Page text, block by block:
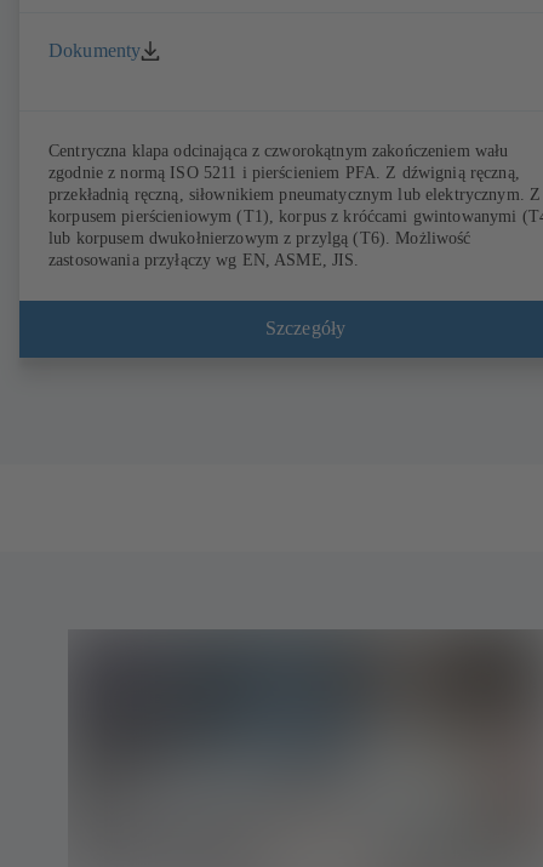
Dokumenty
Centryczna klapa odcinająca z czworokątnym zakończeniem wału
zgodnie z normą ISO 5211 i pierścieniem PFA. Z dźwignią ręczną,
przekładnią ręczną, siłownikiem pneumatycznym lub elektrycznym. Z
korpusem pierścieniowym (T1), korpus z króćcami gwintowanymi
lub korpusem dwukołnierzowym z przylgą (T6). Możliwość
zastosowania przyłączy wg EN, ASME, JIS.
Szczegóły